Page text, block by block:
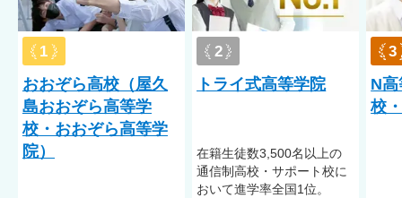
1
おおぞら高校（屋久
島おおぞら高等学
校・おおぞら高等学
院）
2
トライ式高等学院
在籍⽣徒数3,500名以上の
通信制⾼校・サポート校に
おいて進学率全国1位。
3
N
校